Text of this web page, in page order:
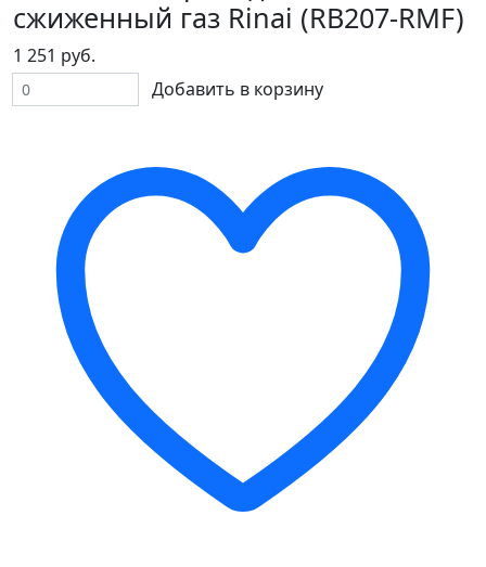
сжиженный газ Rinai (RB207-RMF)
1 251 руб.
Добавить в корзину